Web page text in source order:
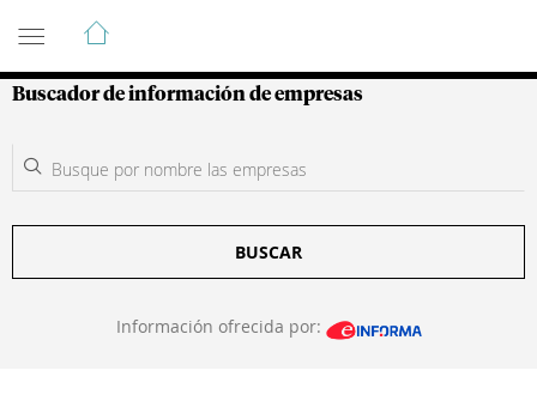
Guía de Empresas Colombianas
Buscador de información de empresas
BUSCAR
Información ofrecida por: